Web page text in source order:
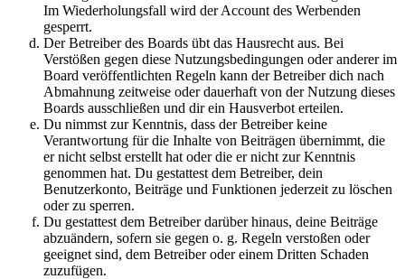
Im Wiederholungsfall wird der Account des Werbenden
gesperrt.
Der Betreiber des Boards übt das Hausrecht aus. Bei
Verstößen gegen diese Nutzungsbedingungen oder anderer im
Board veröffentlichten Regeln kann der Betreiber dich nach
Abmahnung zeitweise oder dauerhaft von der Nutzung dieses
Boards ausschließen und dir ein Hausverbot erteilen.
Du nimmst zur Kenntnis, dass der Betreiber keine
Verantwortung für die Inhalte von Beiträgen übernimmt, die
er nicht selbst erstellt hat oder die er nicht zur Kenntnis
genommen hat. Du gestattest dem Betreiber, dein
Benutzerkonto, Beiträge und Funktionen jederzeit zu löschen
oder zu sperren.
Du gestattest dem Betreiber darüber hinaus, deine Beiträge
abzuändern, sofern sie gegen o. g. Regeln verstoßen oder
geeignet sind, dem Betreiber oder einem Dritten Schaden
zuzufügen.